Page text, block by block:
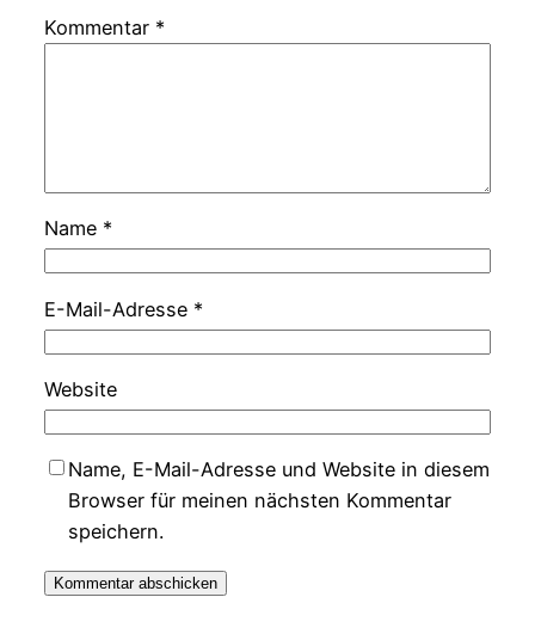
Kommentar *
Name *
E-Mail-Adresse *
Website
Name, E-Mail-Adresse und Website in diesem
Browser für meinen nächsten Kommentar
speichern.